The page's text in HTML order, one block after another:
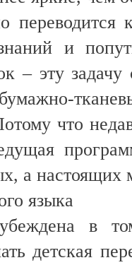
и
– эту задачу
что
а настоящих
языка
в
детская